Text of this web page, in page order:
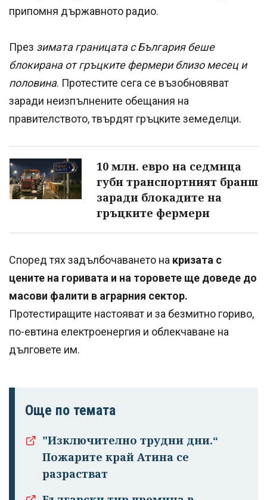
припомня държавното радио.
През зимата границата с България беше
блокирана от гръцките фермери близо месец и
половина. Протестите сега се възобновяват
заради неизпълнените обещания на
правителството, твърдят гръцките земеделци.
10 млн. евро на седмица
губи транспортният бранш
заради блокадите на
гръцките фермери
Според тях задълбочаването на кризата с
цените на горивата и на торовете ще доведе до
масови фалити в аграрния сектор.
Протестиращите настояват и за безмитно гориво,
по-евтина електроенергия и облекчаване на
дълговете им.
Още по темата
"Изключително трудни дни.“
Пожарите край Атина се
разрастват